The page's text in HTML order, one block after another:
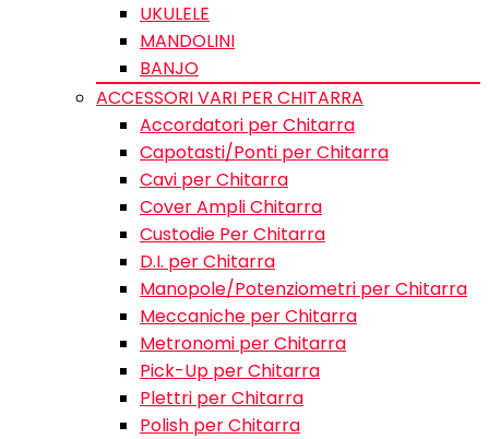
UKULELE
MANDOLINI
BANJO
ACCESSORI VARI PER CHITARRA
Accordatori per Chitarra
Capotasti/Ponti per Chitarra
Cavi per Chitarra
Cover Ampli Chitarra
Custodie Per Chitarra
D.I. per Chitarra
Manopole/Potenziometri per Chitarra
Meccaniche per Chitarra
Metronomi per Chitarra
Pick-Up per Chitarra
Plettri per Chitarra
Polish per Chitarra